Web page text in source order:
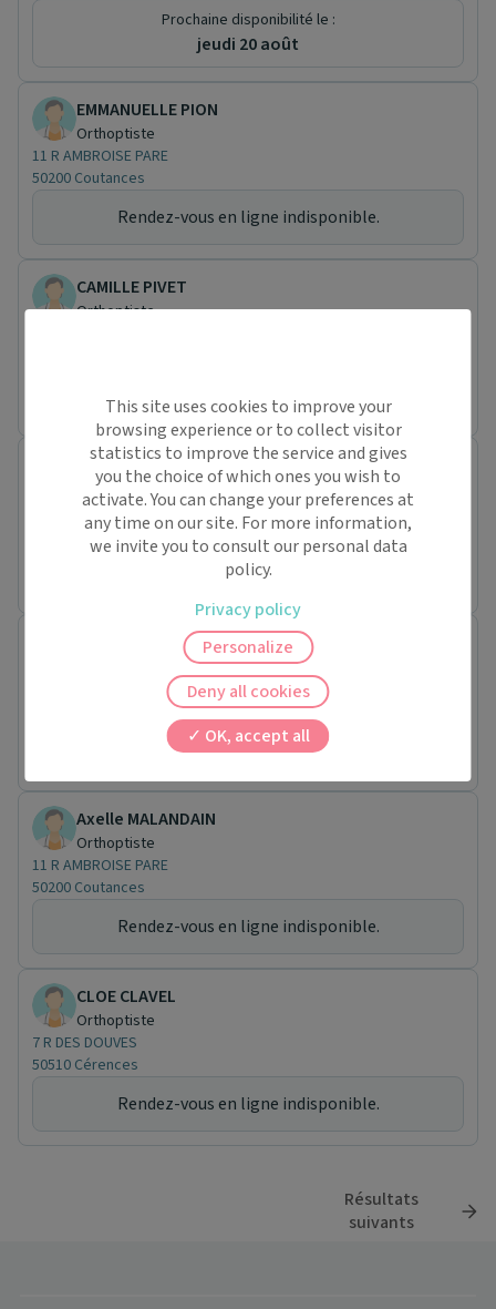
Prochaine disponibilité le :
jeudi 20 août
EMMANUELLE PION
Orthoptiste
11 R AMBROISE PARE
50200 Coutances
Rendez-vous en ligne indisponible.
CAMILLE PIVET
Orthoptiste
Rendez-vous en ligne indisponible.
Axelle MALANDAIN
Orthoptiste
11 R AMBROISE PARE
50200 Coutances
Rendez-vous en ligne indisponible.
NATHALIE GUENEE
11 R AMBROISE PARE
Rendez-vous en ligne indisponible.
Axelle MALANDAIN
Orthoptiste
11 R AMBROISE PARE
50200 Coutances
Rendez-vous en ligne indisponible.
CLOE CLAVEL
Orthoptiste
7 R DES DOUVES
50510 Cérences
Rendez-vous en ligne indisponible.
Résultats
suivants
This site uses cookies to improve your
browsing experience or to collect visitor
statistics to improve the service and gives
you the choice of which ones you wish to
activate. You can change your preferences at
any time on our site. For more information,
we invite you to consult our personal data
policy.
OK, accept all
Deny all cookies
Personalize
Privacy policy